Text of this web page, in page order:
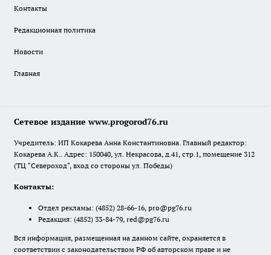
Контакты
Редакционная политика
Новости
Главная
Сетевое издание www.progorod76.ru
Учредитель: ИП Кокарева Анна Константиновна. Главный редактор:
Кокарева А.К.. Адрес: 150040, ул. Некрасова, д.41, стр.1, помещение 312
(ТЦ "Североход", вход со стороны ул. Победы)
Контакты:
Отдел рекламы: (4852) 28-66-16, pro@pg76.ru
Редакция: (4852) 33-84-79, red@pg76.ru
Вся информация, размещенная на данном сайте, охраняется в
соответствии с законодательством РФ об авторском праве и не